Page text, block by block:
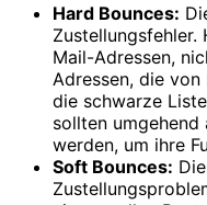
Hard Bounces:
Zustellungsfehler.
Mail-Adressen,
Adressen, die
die schwarze
sollten
werden, um ihre
Soft Bounces: